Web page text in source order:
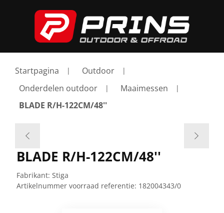
Startpagina
Outdoor
Onderdelen outdoor
Maaimessen
BLADE R/H-122CM/48''
BLADE R/H-122CM/48''
Fabrikant: Stiga
Artikelnummer voorraad referentie: 182004343/0